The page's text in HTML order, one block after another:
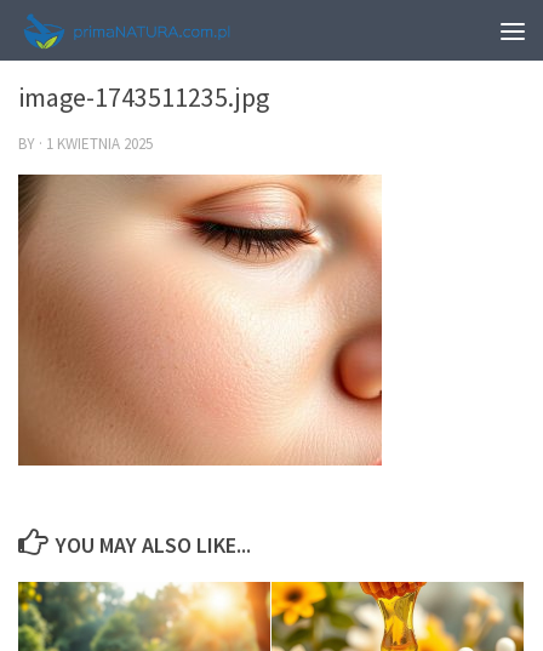
0
image-1743511235.jpg
BY · 1 KWIETNIA 2025
YOU MAY ALSO LIKE...